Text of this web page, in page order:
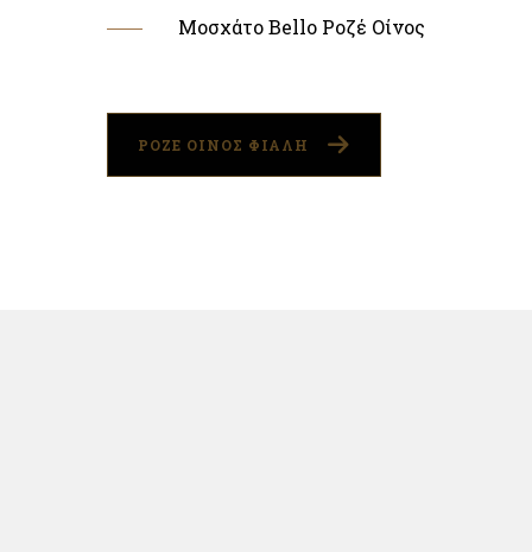
Μοσχάτο Bello Ροζέ Οίνος
ΡΟΖΕ ΟΙΝΟΣ ΦΙΑΛΗ